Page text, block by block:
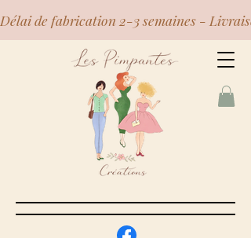
Délai de fabrication 2-3 semaines -